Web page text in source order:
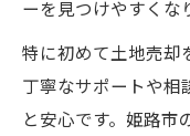
ーを見つけやすくな
特に初めて土地売却
丁寧なサポートや相
と安心です。姫路市